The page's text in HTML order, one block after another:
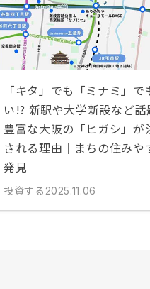
「キタ」でも「ミナミ」で
い!? 新駅や大学新設など話
豊富な大阪の「ヒガシ」が
される理由｜まちの住みや
発見
投資する 2025.11.06